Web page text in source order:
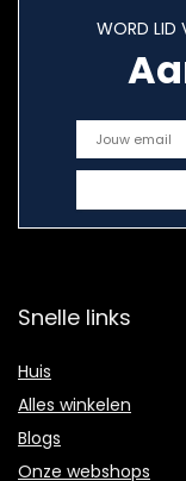
WORD LID
Snelle links
Huis
Alles winkelen
Blogs
Onze webshops